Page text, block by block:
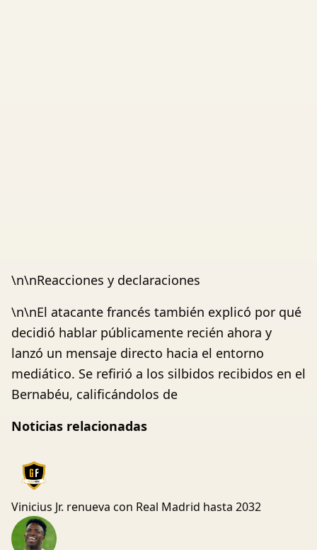
\n\nReacciones y declaraciones
\n\nEl atacante francés también explicó por qué
decidió hablar públicamente recién ahora y
lanzó un mensaje directo hacia el entorno
mediático. Se refirió a los silbidos recibidos en el
Bernabéu, calificándolos de
Noticias relacionadas
Vinicius Jr. renueva con Real Madrid hasta 2032